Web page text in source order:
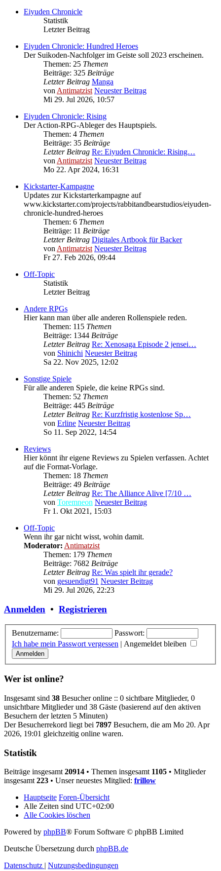
Eiyuden Chronicle
Statistik
Letzter Beitrag
Eiyuden Chronicle: Hundred Heroes
Der Suikoden-Nachfolger im Geiste soll 2023 erscheinen.
Themen: 25 Themen
Beiträge: 325 Beiträge
Letzter Beitrag Manga
vonAntimatzist Neuester Beitrag
Mi 29. Jul 2026, 10:57
Eiyuden Chronicle: Rising
Der Action-RPG-Ableger des Hauptspiels.
Themen: 4 Themen
Beiträge: 35 Beiträge
Letzter Beitrag Re: Eiyuden Chronicle: Rising…
vonAntimatzist Neuester Beitrag
Mo 22. Apr 2024, 16:31
Kickstarter-Kampagne
Updates zur Kickstarterkampagne auf
www.kickstarter.com/projects/rabbitandbearstudios/eiyuden-
chronicle-hundred-heroes
Themen: 6 Themen
Beiträge: 11 Beiträge
Letzter Beitrag Digitales Artbook für Backer
vonAntimatzist Neuester Beitrag
Fr 27. Feb 2026, 09:44
Off-Topic
Statistik
Letzter Beitrag
Andere RPGs
Hier kann man über alle anderen Rollenspiele reden.
Themen: 115 Themen
Beiträge: 1344 Beiträge
Letzter Beitrag Re: Xenosaga Episode 2 jensei…
von Shinichi Neuester Beitrag
Sa 22. Nov 2025, 12:02
Sonstige Spiele
Für alle anderen Spiele, die keine RPGs sind.
Themen: 52 Themen
Beiträge: 445 Beiträge
Letzter Beitrag Re: Kurzfristig kostenlose Sp…
von Erline Neuester Beitrag
So 11. Sep 2022, 14:54
Reviews
Hier könnt ihr eigene Reviews zu Spielen verfassen. Achtet
auf die Format-Vorlage.
Themen: 18 Themen
Beiträge: 49 Beiträge
Letzter Beitrag Re: The Alliance Alive [7/10 …
von Toremneon Neuester Beitrag
Fr 1. Okt 2021, 15:03
Off-Topic
Wenn ihr gar nicht wisst, wohin damit.
Moderator: Antimatzist
Themen: 179 Themen
Beiträge: 7682 Beiträge
Letzter Beitrag Re: Was spielt ihr gerade?
von gesuendigt91 Neuester Beitrag
Mi 29. Jul 2026, 22:23
Anmelden • Registrieren
Benutzername:
Passwort:
Ich habe mein Passwort vergessen | Angemeldet bleiben
Wer ist online?
Insgesamt sind 38 Besucher online :: 0 sichtbare Mitglieder, 0
unsichtbare Mitglieder und 38 Gäste (basierend auf den aktiven
Besuchern der letzten 5 Minuten)
Der Besucherrekord liegt bei 7897 Besuchern, die am Mo 20. Apr
2026, 19:01 gleichzeitig online waren.
Statistik
Beiträge insgesamt 20914 • Themen insgesamt 1105 • Mitglieder
insgesamt 223 • Unser neuestes Mitglied: frillow
Hauptseite Foren-Übersicht
Alle Zeiten sind UTC+02:00
Alle Cookies löschen
Powered by phpBB® Forum Software © phpBB Limited
Deutsche Übersetzung durch phpBB.de
Datenschutz | Nutzungsbedingungen